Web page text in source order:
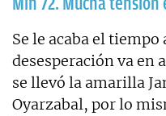
Se le acaba el
desesperación va en
se llevó la amarilla
Oyarzabal, por lo